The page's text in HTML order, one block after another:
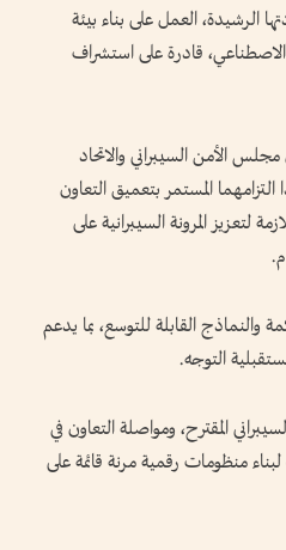
الرشيدة، العمل على بناء بيئة
الاصطناعي، قادرة على استشراف
الأمن السيبراني والاتحاد
المستمر بتعميق التعاون
لتعزيز المرونة السيبرانية على
والنماذج القابلة للتوسع، بما يدعم
التوجه.
المقترح، ومواصلة التعاون في
لبناء منظومات رقمية مرنة قائمة على